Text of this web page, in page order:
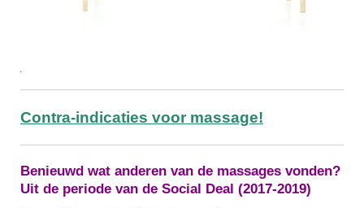
Contra-indicaties voor massage!
Benieuwd wat anderen van de massages vonden?
Uit de periode van de Social Deal (2017-2019)